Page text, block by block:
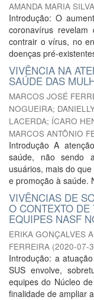
AMANDA MARIA
Introdução: O
coronavírus
contrair o vírus, no
doenças pré-
VIVÊNCIA NA
SAÚDE DAS
MARCOS JOSÉ
NOGUEIRA;
LACERDA; ÍCARO
MARCOS ANTÔNIO
Introdução A
saúde, não sendo
usuários, mais do
e promoção à saúde.
VIVÊNCIAS DE
O CONTEXTO
EQUIPES NASF
ERIKA GONÇALVES
FERREIRA (2020-07-
Introdução: a
SUS envolve,
equipes do Núcleo
finalidade de ampliar